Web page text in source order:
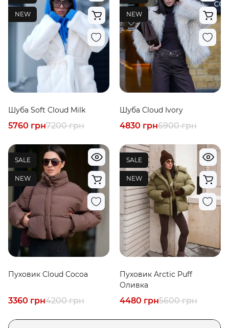
NEW
Шуба Soft Cloud Milk
7200 грн
5760 грн
NEW
Шуба Cloud Ivory
6900 грн
4830 грн
SALE
NEW
Пуховик Cloud Cocoa
4200 грн
3360 грн
SALE
NEW
Пуховик Arctic Puff
Оливка
5600 грн
4480 грн